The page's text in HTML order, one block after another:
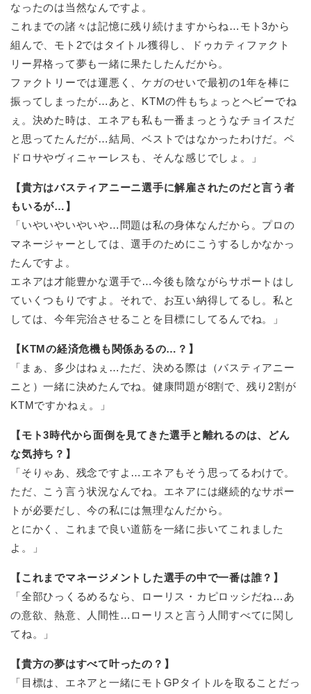
なったのは当然なんですよ。
これまでの諸々は記憶に残り続けますからね…モト3から
組んで、モト2ではタイトル獲得し、ドゥカティファクト
リー昇格って夢も一緒に果たしたんだから。
ファクトリーでは運悪く、ケガのせいで最初の1年を棒に
振ってしまったが…あと、KTMの件もちょっとヘビーでね
ぇ。決めた時は、エネアも私も一番まっとうなチョイスだ
と思ってたんだが…結局、ベストではなかったわけだ。ペ
ドロサやヴィニャーレスも、そんな感じでしょ。」
【貴方はバスティアニーニ選手に解雇されたのだと言う者
もいるが…】
「いやいやいやいや…問題は私の身体なんだから。プロの
マネージャーとしては、選手のためにこうするしかなかっ
たんですよ。
エネアは才能豊かな選手で…今後も陰ながらサポートはし
ていくつもりですよ。それで、お互い納得してるし。私と
しては、今年完治させることを目標にしてるんでね。」
【KTMの経済危機も関係あるの…？】
「まぁ、多少はねぇ…ただ、決める際は（バスティアニー
ニと）一緒に決めたんでね。健康問題が8割で、残り2割が
KTMですかねぇ。」
【モト3時代から面倒を見てきた選手と離れるのは、どん
な気持ち？】
「そりゃあ、残念ですよ…エネアもそう思ってるわけで。
ただ、こう言う状況なんでね。エネアには継続的なサポー
トが必要だし、今の私には無理なんだから。
とにかく、これまで良い道筋を一緒に歩いてこれました
よ。」
【これまでマネージメントした選手の中で一番は誰？】
「全部ひっくるめるなら、ローリス・カピロッシだね…あ
の意欲、熱意、人間性…ローリスと言う人間すべてに関し
てね。」
【貴方の夢はすべて叶ったの？】
「目標は、エネアと一緒にモトGPタイトルを取ることだっ